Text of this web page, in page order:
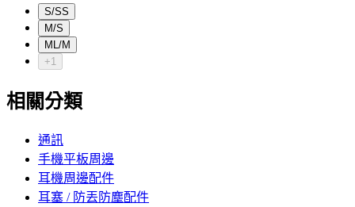
S/SS
M/S
ML/M
+1
相關分類
通訊
手機平板周邊
耳機周邊配件
耳塞 / 防丟防塵配件